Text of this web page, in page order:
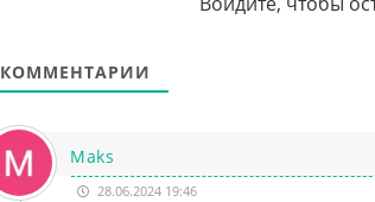
КОММЕНТАРИИ
Maks
28.06.2024 19:46